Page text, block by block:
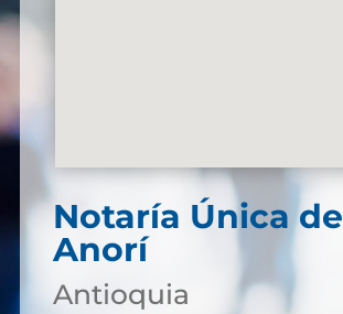
Notaría Única de
Anorí
Antioquia